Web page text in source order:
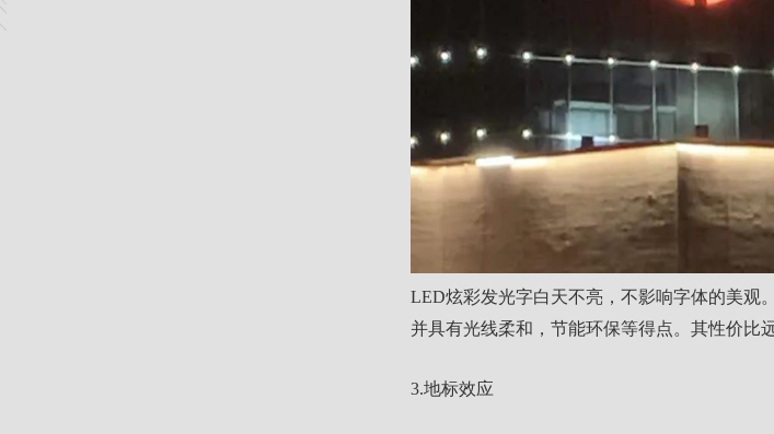
LED炫彩发光字白天不亮，不影响字体的美观
并具有光线柔和，节能环保等得点。其性价比
3.地标效应